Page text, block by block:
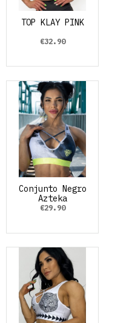
TOP KLAY PINK
€32.90
Conjunto Negro
Azteka
€29.90